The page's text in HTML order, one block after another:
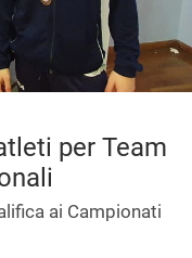
per Team
ai Campionati